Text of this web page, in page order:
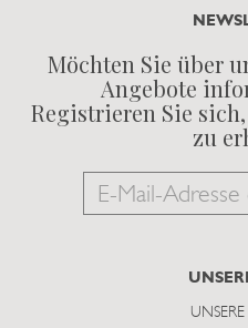
Möchten Sie über
Angebote
Registrieren Sie
zu
Email
subscribe
UNSERE